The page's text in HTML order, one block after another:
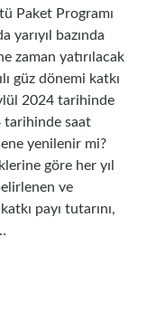
Paket Programı
yarıyıl bazında
zaman yatırılacak
güz dönemi katkı
2024 tarihinde
tarihinde saat
yenilenir mi?
göre her yıl
ve
payı tutarını,